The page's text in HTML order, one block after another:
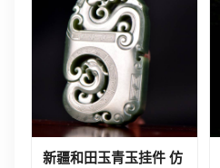
新疆和田玉青玉挂件 仿